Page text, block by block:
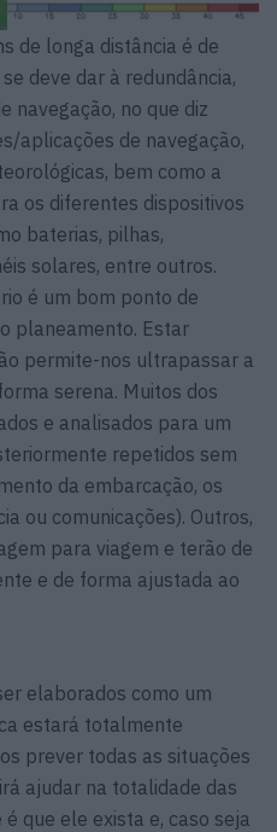
de longa distância é de
deve dar à redundância,
navegação, no que diz
aplicações de navegação,
bem como a
os diferentes dispositivos
baterias, pilhas,
solares, entre outros.
é um bom ponto de
planeamento. Estar
permite-nos ultrapassar a
serena. Muitos dos
e analisados para um
repetidos sem
da embarcação, os
ou comunicações). Outros,
para viagem e terão de
e de forma ajustada ao
elaborados como um
estará totalmente
prever todas as situações
ajudar na totalidade das
que ele exista e, caso seja